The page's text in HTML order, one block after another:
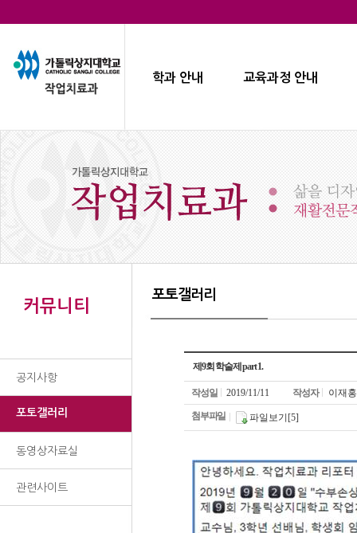
학과 안내 교육과정 안내
커뮤니티
공지사항
포토갤러리
동영상자료실
관련사이트
포토갤러리
제9회 학술제 part 1.
작성일 2019/11/11 작성자 이재홍
첨부파일 파일보기[5]